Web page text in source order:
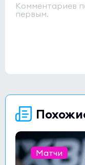
Комментариев
первым.
Матчи